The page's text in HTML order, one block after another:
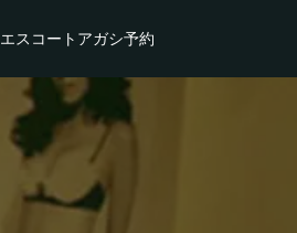
エスコートアガシ予約